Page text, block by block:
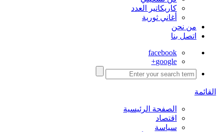
كاريكاتير العدد
أغاني ثورية
من نحن
اتصل بنا
facebook
google+
القائمة
الصفحة الرئيسية
اقتصاد
سياسة